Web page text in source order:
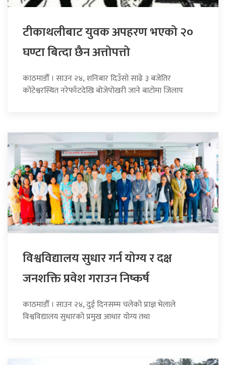
टीकाथलीबाट युवक अपहरण भएको २०
घण्टा बित्दा छैन अत्तोपत्तो
काठमाडौँ । साउन २४, शनिबार दिउँसो साढे ३ बजेतिर
कोटेश्वरस्थित नरेफाँटदेखि बोजेपोखरी जाने बाटोमा जिलाप
विश्वविद्यालय सुधार गर्न योग्य र दक्ष
जनशक्ति प्रवेश गराउन निष्कर्ष
काठमाडौँ । साउन २४, दुई दिनसम्म चलेको प्राज्ञ भेलाले
विश्वविद्यालय सुधारको प्रमुख आधार योग्य तथा